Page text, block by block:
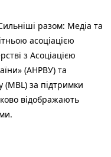
разом: Медіа та
асоціацією
з Асоціацією
(АНРВУ) та
(MBL) за підтримки
відображають